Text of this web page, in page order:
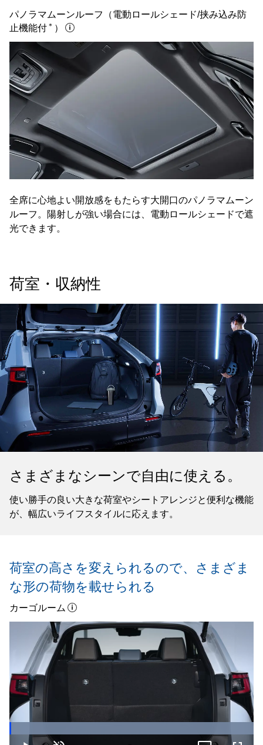
パノラマムーンルーフ（電動ロールシェード/挟み込み防
止機能付 ＊ ）
全席に心地よい開放感をもたらす大開口のパノラマムーン
ルーフ。陽射しが強い場合には、電動ロールシェードで遮
光できます。
荷室・収納性
さまざまなシーンで自由に使える。
使い勝手の良い大きな荷室やシートアレンジと便利な機能
が、幅広いライフスタイルに応えます。
荷室の高さを変えられるので、
さまざま
な形の荷物を載せられる
カーゴルーム
100.00%